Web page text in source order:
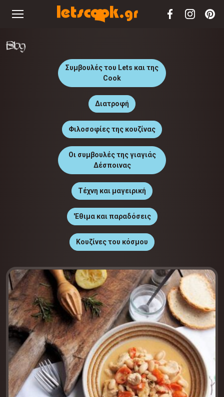
Blog
Συμβουλές του Lets και της
Cook
Διατροφή
Φιλοσοφίες της κουζίνας
Οι συμβουλές της γιαγιάς
Δέσποινας
Τέχνη και μαγειρική
'Εθιμα και παραδόσεις
Κουζίνες του κόσμου